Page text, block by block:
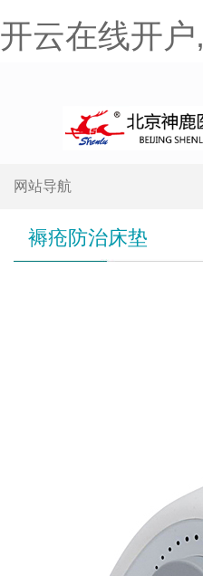
开云在线开户
网站导航
褥疮防治床垫